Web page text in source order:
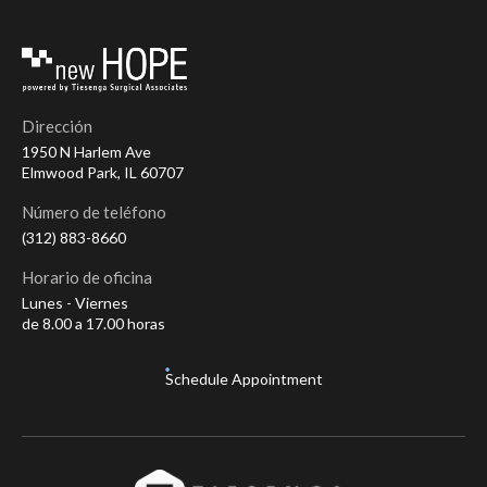
Schedule Appointment
Dirección
1950 N Harlem Ave
Elmwood Park, IL 60707
Número de teléfono
(312) 883-8660
Horario de oficina
Lunes - Viernes
de 8.00 a 17.00 horas